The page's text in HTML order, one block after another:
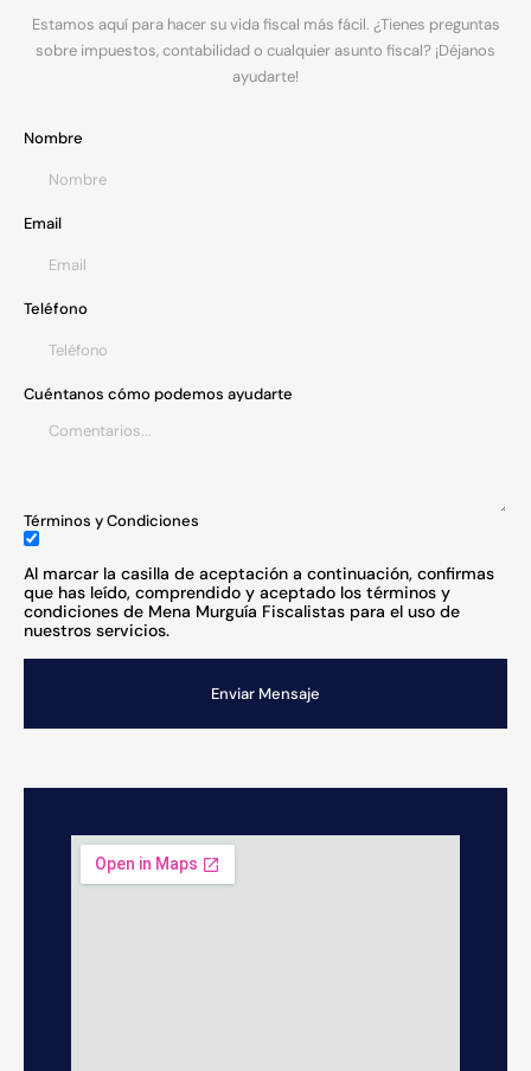
Estamos aquí para hacer su vida fiscal más fácil. ¿Tienes preguntas
sobre impuestos, contabilidad o cualquier asunto fiscal? ¡Déjanos
ayudarte!
Nombre
Email
Teléfono
Cuéntanos cómo podemos ayudarte
Términos y Condiciones
Al marcar la casilla de aceptación a continuación, confirmas
que has leído, comprendido y aceptado los términos y
condiciones de Mena Murguía Fiscalistas para el uso de
nuestros servicios.
Enviar Mensaje